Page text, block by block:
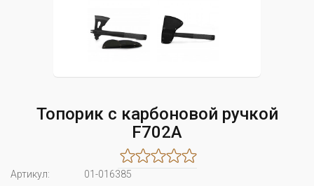
Топорик с карбоновой ручкой
F702А
Артикул:
01-016385